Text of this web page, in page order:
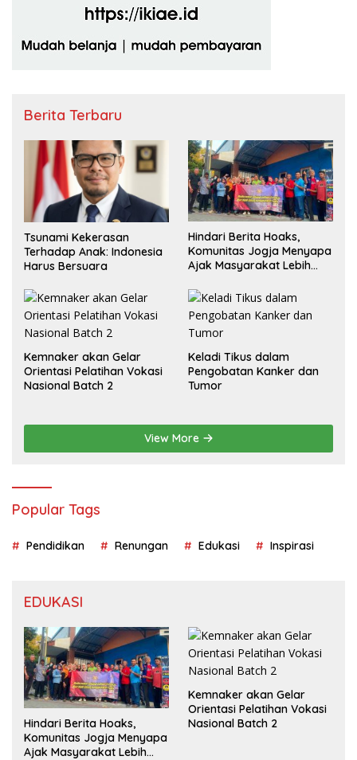
Berita Terbaru
Tsunami Kekerasan
Terhadap Anak: Indonesia
Harus Bersuara
Hindari Berita Hoaks,
Komunitas Jogja Menyapa
Ajak Masyarakat Lebih
Kemnaker akan Gelar
Orientasi Pelatihan Vokasi
Nasional Batch 2
Keladi Tikus dalam
Pengobatan Kanker dan
Tumor
View More
Popular Tags
Pendidikan Renungan Edukasi Inspirasi
EDUKASI
Hindari Berita Hoaks,
Komunitas Jogja Menyapa
Ajak Masyarakat Lebih
Kemnaker akan Gelar
Orientasi Pelatihan Vokasi
Nasional Batch 2